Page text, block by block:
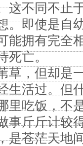
这不同不止
。即使是自
能拥有完全
死亡。
草，但却是
生活过。但
里吃饭，不
事斤斤计较
是苍茫天地